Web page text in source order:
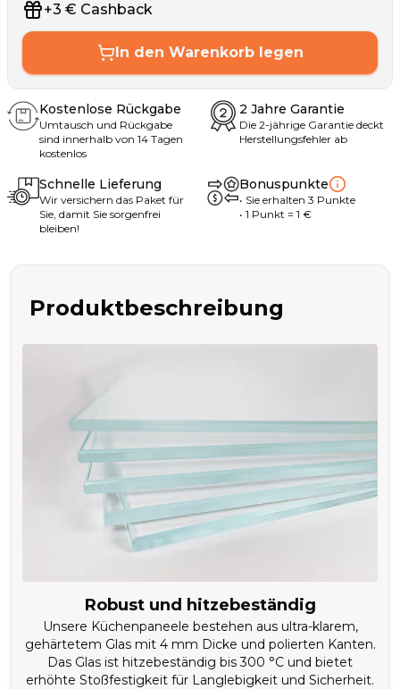
+3 € Cashback
In den Warenkorb legen
Kostenlose Rückgabe
Umtausch und Rückgabe
sind innerhalb von 14 Tagen
kostenlos
2 Jahre Garantie
Die 2-jährige Garantie deckt
Herstellungsfehler ab
Schnelle Lieferung
Wir versichern das Paket für
Sie, damit Sie sorgenfrei
bleiben!
Bonuspunkte
• Sie erhalten 3 Punkte
• 1 Punkt = 1 €
Produktbeschreibung
Robust und hitzebeständig
Unsere Küchenpaneele bestehen aus ultra-klarem,
gehärtetem Glas mit 4 mm Dicke und polierten Kanten.
Das Glas ist hitzebeständig bis 300 °C und bietet
erhöhte Stoßfestigkeit für Langlebigkeit und Sicherheit.